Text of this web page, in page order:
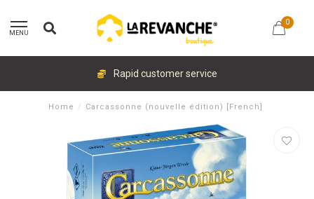
MENU
0
Rapid customer service
Home / Carcassonne (nouvelle édition) [French]